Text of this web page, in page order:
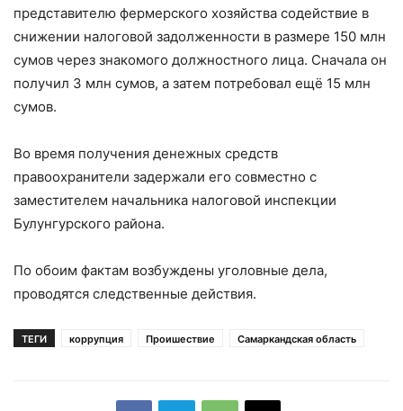
представителю фермерского хозяйства содействие в
снижении налоговой задолженности в размере 150 млн
сумов через знакомого должностного лица. Сначала он
получил 3 млн сумов, а затем потребовал ещё 15 млн
сумов.
Во время получения денежных средств
правоохранители задержали его совместно с
заместителем начальника налоговой инспекции
Булунгурского района.
По обоим фактам возбуждены уголовные дела,
проводятся следственные действия.
ТЕГИ коррупция Проишествие Самаркандская область